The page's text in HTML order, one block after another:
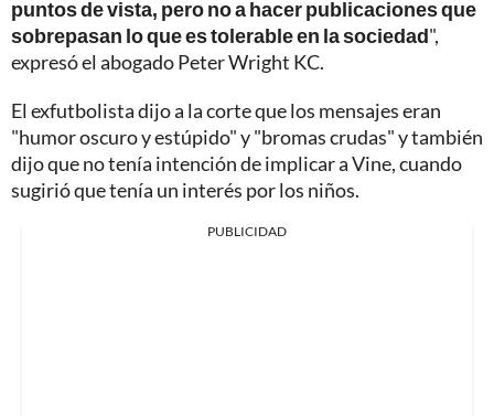
puntos de vista, pero no a hacer publicaciones que
sobrepasan lo que es tolerable en la sociedad",
expresó el abogado Peter Wright KC.
El exfutbolista dijo a la corte que los mensajes eran
"humor oscuro y estúpido" y "bromas crudas" y también
dijo que no tenía intención de implicar a Vine, cuando
sugirió que tenía un interés por los niños.
PUBLICIDAD